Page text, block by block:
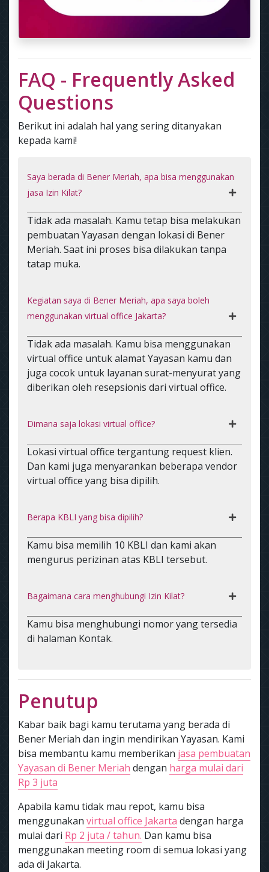
FAQ - Frequently Asked
Questions
Berikut ini adalah hal yang sering ditanyakan
kepada kami!
Saya berada di Bener Meriah, apa bisa menggunakan
jasa Izin Kilat?
Tidak ada masalah. Kamu tetap bisa melakukan
pembuatan Yayasan dengan lokasi di Bener
Meriah. Saat ini proses bisa dilakukan tanpa
tatap muka.
Kegiatan saya di Bener Meriah, apa saya boleh
menggunakan virtual office Jakarta?
Tidak ada masalah. Kamu bisa menggunakan
virtual office untuk alamat Yayasan kamu dan
juga cocok untuk layanan surat-menyurat yang
diberikan oleh resepsionis dari virtual office.
Dimana saja lokasi virtual office?
Lokasi virtual office tergantung request klien.
Dan kami juga menyarankan beberapa vendor
virtual office yang bisa dipilih.
Berapa KBLI yang bisa dipilih?
Kamu bisa memilih 10 KBLI dan kami akan
mengurus perizinan atas KBLI tersebut.
Bagaimana cara menghubungi Izin Kilat?
Kamu bisa menghubungi nomor yang tersedia
di halaman Kontak.
Penutup
Kabar baik bagi kamu terutama yang berada di
Bener Meriah dan ingin mendirikan Yayasan. Kami
bisa membantu kamu memberikan jasa pembuatan
Yayasan di Bener Meriah dengan harga mulai dari
Rp 3 juta
Apabila kamu tidak mau repot, kamu bisa
menggunakan virtual office Jakarta dengan harga
mulai dari Rp 2 juta / tahun. Dan kamu bisa
menggunakan meeting room di semua lokasi yang
ada di Jakarta.